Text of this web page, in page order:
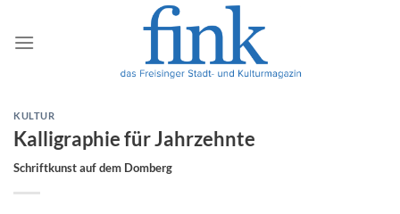
Inhalt
springen
KULTUR
Kalligraphie für Jahrzehnte
Schriftkunst auf dem Domberg